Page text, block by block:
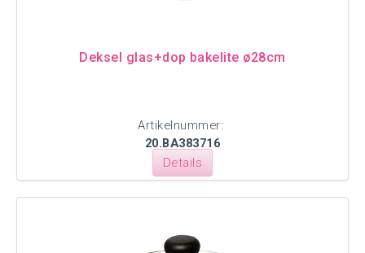
Deksel glas+dop bakelite ø28cm
Artikelnummer:
20.BA383716
Details